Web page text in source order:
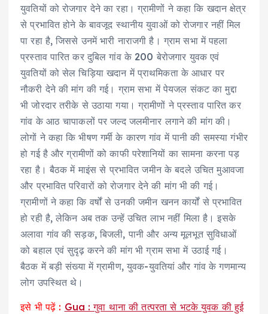
युवतियों को रोजगार देने का रहा। ग्रामीणों ने कहा कि खदान क्षेत्र
से प्रभावित होने के बावजूद स्थानीय युवाओं को रोजगार नहीं मिल
पा रहा है, जिससे उनमें भारी नाराजगी है। ग्राम सभा में पहला
प्रस्ताव पारित कर दुबिल गांव के 200 बेरोजगार युवक एवं
युवतियों को सेल चिड़िया खदान में प्राथमिकता के आधार पर
नौकरी देने की मांग की गई। ग्राम सभा में पेयजल संकट का मुद्दा
भी जोरदार तरीके से उठाया गया। ग्रामीणों ने प्रस्ताव पारित कर
गांव के आठ चापाकलों पर जल्द जलमीनार लगाने की मांग की।
लोगों ने कहा कि भीषण गर्मी के कारण गांव में पानी की समस्या गंभीर
हो गई है और ग्रामीणों को काफी परेशानियों का सामना करना पड़
रहा है। बैठक में माइंस से प्रभावित जमीन के बदले उचित मुआवजा
और प्रभावित परिवारों को रोजगार देने की मांग भी की गई।
ग्रामीणों ने कहा कि वर्षों से उनकी जमीन खनन कार्यों से प्रभावित
हो रही है, लेकिन अब तक उन्हें उचित लाभ नहीं मिला है। इसके
अलावा गांव की सड़क, बिजली, पानी और अन्य मूलभूत सुविधाओं
को बहाल एवं सुदृढ़ करने की मांग भी ग्राम सभा में उठाई गई।
बैठक में बड़ी संख्या में ग्रामीण, युवक-युवतियां और गांव के गणमान्य
लोग उपस्थित थे।
इसे भी पढ़ें : Gua : गुवा थाना की तत्परता से भटके युवक की हुई